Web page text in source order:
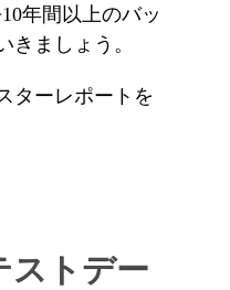
年間以上のバッ
きましょう。
ターレポートを
ストデー